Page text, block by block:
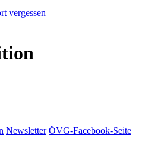
vergessen
Newsletter ÖVG-Facebook-Seite